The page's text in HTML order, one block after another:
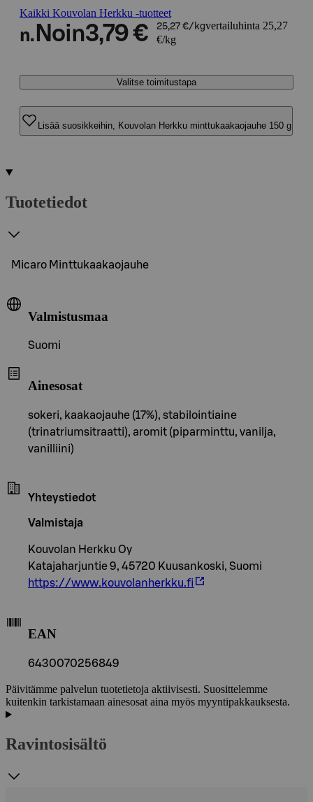
Kaikki Kouvolan Herkku -tuotteet
n. Noin3,79 € 25,27 €/kgvertailuhinta 25,27
€/kg
Valitse toimitustapa
Lisää suosikkeihin, Kouvolan Herkku minttukaakaojauhe 150 g
Tuotetiedot
Micaro Minttukaakaojauhe
Valmistusmaa
Suomi
Ainesosat
sokeri, kaakaojauhe (17%), stabilointiaine
(trinatriumsitraatti), aromit (piparminttu, vanilja,
vanilliini)
Yhteystiedot
Valmistaja
Kouvolan Herkku Oy
Katajaharjuntie 9, 45720 Kuusankoski, Suomi
https://www.kouvolanherkku.fi
EAN
6430070256849
Päivitämme palvelun tuotetietoja aktiivisesti. Suosittelemme
kuitenkin tarkistamaan ainesosat aina myös myyntipakkauksesta.
Ravintosisältö